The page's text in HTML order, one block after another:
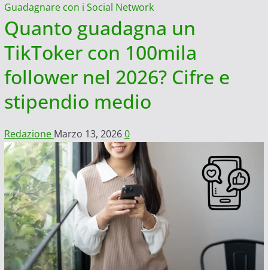
Guadagnare con i Social Network
Quanto guadagna un
TikToker con 100mila
follower nel 2026? Cifre e
stipendio medio
Redazione Marzo 13, 20260